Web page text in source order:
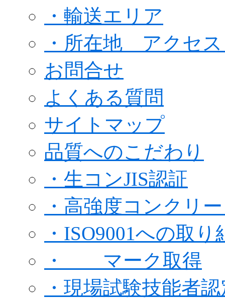
・輸送エリア
・所在地 アクセ
お問合せ
よくある質問
サイトマップ
品質へのこだわり
・生コンJIS認証
・高強度コンクリ
・ISO9001への取り
・ マーク取得
・現場試験技能者